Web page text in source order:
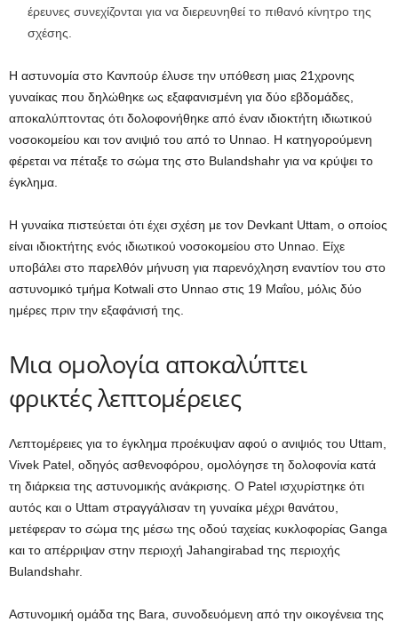
έρευνες συνεχίζονται για να διερευνηθεί το πιθανό κίνητρο της
σχέσης.
Η αστυνομία στο Κανπούρ έλυσε την υπόθεση μιας 21χρονης
γυναίκας που δηλώθηκε ως εξαφανισμένη για δύο εβδομάδες,
αποκαλύπτοντας ότι δολοφονήθηκε από έναν ιδιοκτήτη ιδιωτικού
νοσοκομείου και τον ανιψιό του από το Unnao. Η κατηγορούμενη
φέρεται να πέταξε το σώμα της στο Bulandshahr για να κρύψει το
έγκλημα.
Η γυναίκα πιστεύεται ότι έχει σχέση με τον Devkant Uttam, ο οποίος
είναι ιδιοκτήτης ενός ιδιωτικού νοσοκομείου στο Unnao. Είχε
υποβάλει στο παρελθόν μήνυση για παρενόχληση εναντίον του στο
αστυνομικό τμήμα Kotwali στο Unnao στις 19 Μαΐου, μόλις δύο
ημέρες πριν την εξαφάνισή της.
Μια ομολογία αποκαλύπτει
φρικτές λεπτομέρειες
Λεπτομέρειες για το έγκλημα προέκυψαν αφού ο ανιψιός του Uttam,
Vivek Patel, οδηγός ασθενοφόρου, ομολόγησε τη δολοφονία κατά
τη διάρκεια της αστυνομικής ανάκρισης. Ο Patel ισχυρίστηκε ότι
αυτός και ο Uttam στραγγάλισαν τη γυναίκα μέχρι θανάτου,
μετέφεραν το σώμα της μέσω της οδού ταχείας κυκλοφορίας Ganga
και το απέρριψαν στην περιοχή Jahangirabad της περιοχής
Bulandshahr.
Αστυνομική ομάδα της Bara, συνοδευόμενη από την οικογένεια της